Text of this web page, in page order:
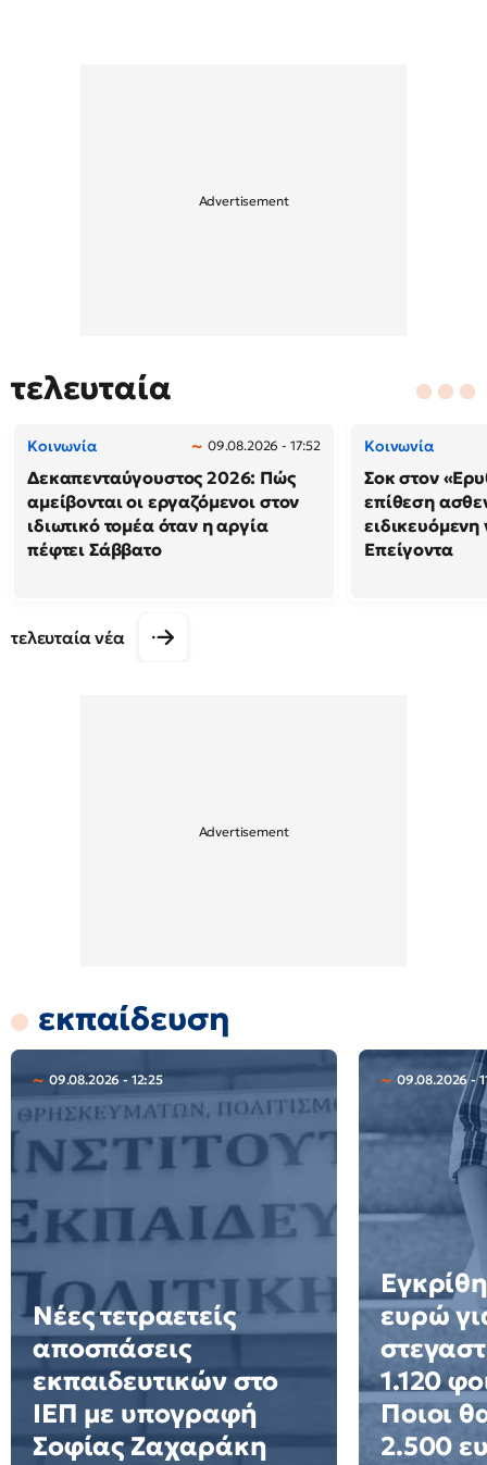
τελευταία
Κοινωνία 09.08.2026 - 17:52
Δεκαπενταύγουστος 2026: Πώς
αμείβονται οι εργαζόμενοι στον
ιδιωτικό τομέα όταν η αργία
πέφτει Σάββατο
Κοινωνία
Σοκ στον
επίθεση
Επείγοντα
τελευταία νέα
εκπαίδευση
09.08.2026 - 12:25
Νέες τετραετείς
αποσπάσεις
εκπαιδευτικών στο
ΙΕΠ με υπογραφή
Σοφίας Ζαχαράκη
09.08.2026 -
ευρώ
1.120
Ποιοι
2.500